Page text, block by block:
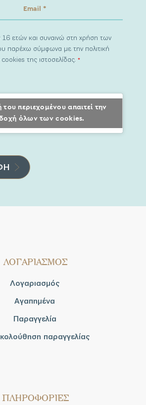
16 ετών και συναινώ στη χρήση των
παρέχω σύμφωνα με την πολιτική
της ιστοσελίδας.*
περιεχομένου απαιτεί την
όλων των cookies.
ΛΟΓΑΡΙΑΣΜΟΣ
Λογαριασμός
Αγαπημένα
Παραγγελία
παραγγελίας
ΠΛΗΡΟΦΟΡΙΕΣ